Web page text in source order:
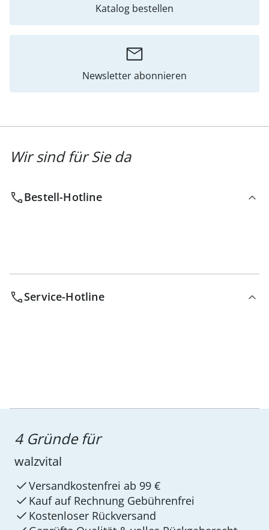
Katalog bestellen
Newsletter abonnieren
Wir sind für Sie da
Bestell-Hotline
Service-Hotline
4 Gründe für
walzvital
Versandkostenfrei ab 99 €
Kauf auf Rechnung Gebührenfrei
Kostenloser Rückversand